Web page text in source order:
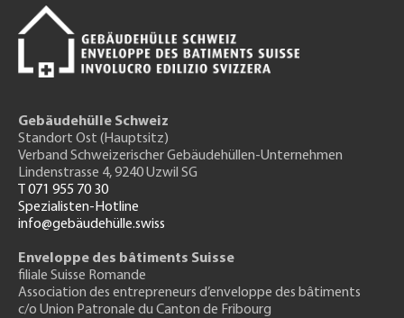
Gebäudehülle Schweiz
Standort Ost (Hauptsitz)
Verband Schweizerischer Gebäudehüllen-Unternehmen
Lindenstrasse 4, 9240 Uzwil SG
T 071 955 70 30
Spezialisten-Hotline
info@gebäudehülle.swiss
Enveloppe des bâtiments Suisse
filiale Suisse Romande
Association des entrepreneurs d’enveloppe des bâtiments
c/o Union Patronale du Canton de Fribourg